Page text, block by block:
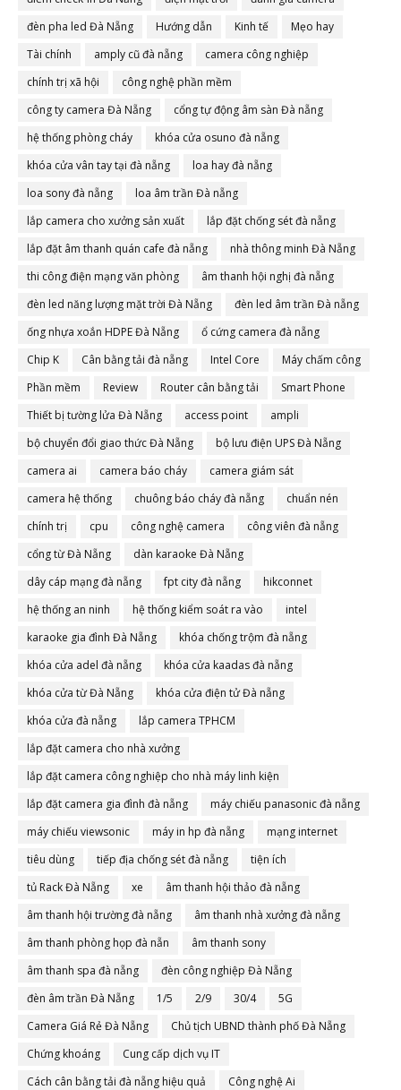
đèn pha led Đà Nẵng
Hướng dẫn Kinh tế
Mẹo hay
Tài chính
amply cũ đà nẵng
camera công nghiệp
chính trị xã hội
công nghệ phần mềm
công ty camera Đà Nẵng
cổng tự động âm sàn Đà nẵng
hệ thống phòng cháy
khóa cửa osuno đà nẵng
khóa cửa vân tay tại đà nẵng
loa hay đà nẵng
loa sony đà nẵng
loa âm trần Đà nẵng
lắp camera cho xưởng sản xuất
lắp đặt chống sét đà nẵng
lắp đặt âm thanh quán cafe đà nẵng
nhà thông minh Đà Nẵng
thi công điện mạng văn phòng
âm thanh hội nghị đà nẵng
đèn led năng lượng mặt trời Đà Nẵng
đèn led âm trần Đà nẵng
ống nhựa xoắn HDPE Đà Nẵng
ổ cứng camera đà nẵng
Chip K
Cân bằng tải đà nẵng Intel Core
Máy chấm công
Phần mềm
Review Router cân bằng tải
Smart Phone
Thiết bị tường lửa Đà Nẵng
access point
ampli
bộ chuyển đổi giao thức Đà Nẵng
bộ lưu điện UPS Đà Nẵng
camera ai
camera báo cháy
camera giám sát
camera hệ thống
chuông báo cháy đà nẵng
chuẩn nén
chính trị
cpu công nghệ camera
công viên đà nẵng
cổng từ Đà Nẵng
dàn karaoke Đà Nẵng
dây cáp mạng đà nẵng
fpt city đà nẵng
hikconnet
hệ thống an ninh
hệ thống kiểm soát ra vào
intel
karaoke gia đình Đà Nẵng
khóa chống trộm đà nẵng
khóa cửa adel đà nẵng
khóa cửa kaadas đà nẵng
khóa cửa từ Đà Nẵng
khóa cửa điện tử Đà nẵng
khóa cửa đà nẵng
lắp camera TPHCM
lắp đặt camera cho nhà xưởng
lắp đặt camera công nghiệp cho nhà máy linh kiện
lắp đặt camera gia đình đà nẵng
máy chiếu panasonic đà nẵng
máy chiếu viewsonic
máy in hp đà nẵng
mạng internet
tiêu dùng
tiếp địa chống sét đà nẵng
tiện ích
tủ Rack Đà Nẵng
xe
âm thanh hội thảo đà nẵng
âm thanh hội trường đà nẵng
âm thanh nhà xưởng đà nẵng
âm thanh phòng họp đà nẵn
âm thanh sony
âm thanh spa đà nẵng
đèn công nghiệp Đà Nẵng
đèn âm trần Đà Nẵng
1/5 2/9 30/4
5G
Camera Giá Rẻ Đà Nẵng
Chủ tịch UBND thành phố Đà Nẵng
Chứng khoáng
Cung cấp dịch vụ IT
Cách cân bằng tải đà nẵng hiệu quả
Công nghệ Ai